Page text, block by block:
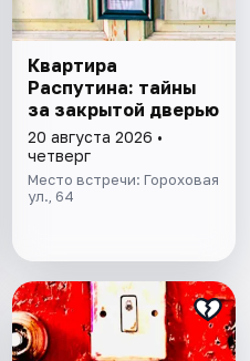
Квартира
Распутина: тайны
за закрытой дверью
20 августа 2026 •
четверг
Место встречи: Гороховая
ул., 64